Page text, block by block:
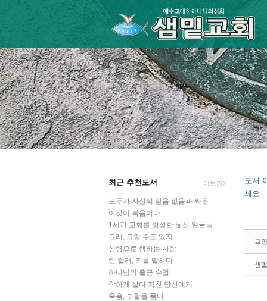
최근 추천도서 더보기
모두가 자신의 믿음 없음과 싸우...
이것이 복음이다
1세기 교회를 형성한 낯선 얼굴들
그래, 그럴 수도 있지
성령으로 행하는 사람
팀 켈러, 죄를 말하다
하나님의 출근 수업
착하게 살다 지친 당신에게
죽음, 부활을 품다
도서
세요.
교
샘
Sketchbook5, 스케치북5
Sketchbook5, 스케치북5
Sketchbook5, 스케치북5
Sketchbook5, 스케치북5